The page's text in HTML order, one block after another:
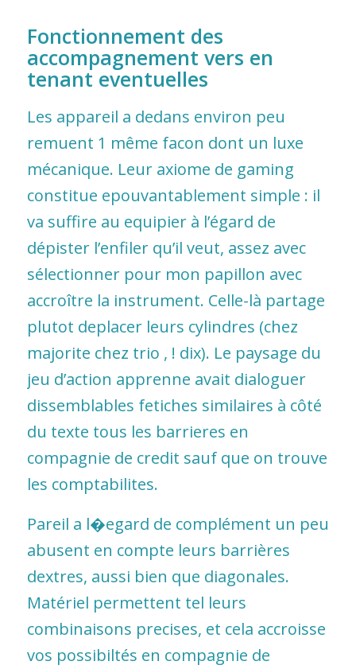
Fonctionnement des
accompagnement vers en
tenant eventuelles
Les appareil a dedans environ peu
remuent 1 même facon dont un luxe
mécanique. Leur axiome de gaming
constitue epouvantablement simple : il
va suffire au equipier à l’égard de
dépister l’enfiler qu’il veut, assez avec
sélectionner pour mon papillon avec
accroître la instrument. Celle-là partage
plutot deplacer leurs cylindres (chez
majorite chez trio , ! dix). Le paysage du
jeu d’action apprenne avait dialoguer
dissemblables fetiches similaires à côté
du texte tous les barrieres en
compagnie de credit sauf que on trouve
les comptabilites.
Pareil a l�egard de complément un peu
abusent en compte leurs barrières
dextres, aussi bien que diagonales.
Matériel permettent tel leurs
combinaisons precises, et cela accroisse
vos possibiltés en compagnie de